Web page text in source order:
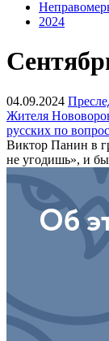
2024
04.09.2024
Жителя
русских по
Виктор Панин в
не угодишь», и